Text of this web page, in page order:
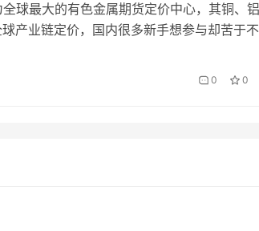
球最大的有色金属期货定价中心，其铜、铝
产业链定价，国内很多新手想参与却苦于不
易所交易？LME核心交易规则有哪些？参与
0 0